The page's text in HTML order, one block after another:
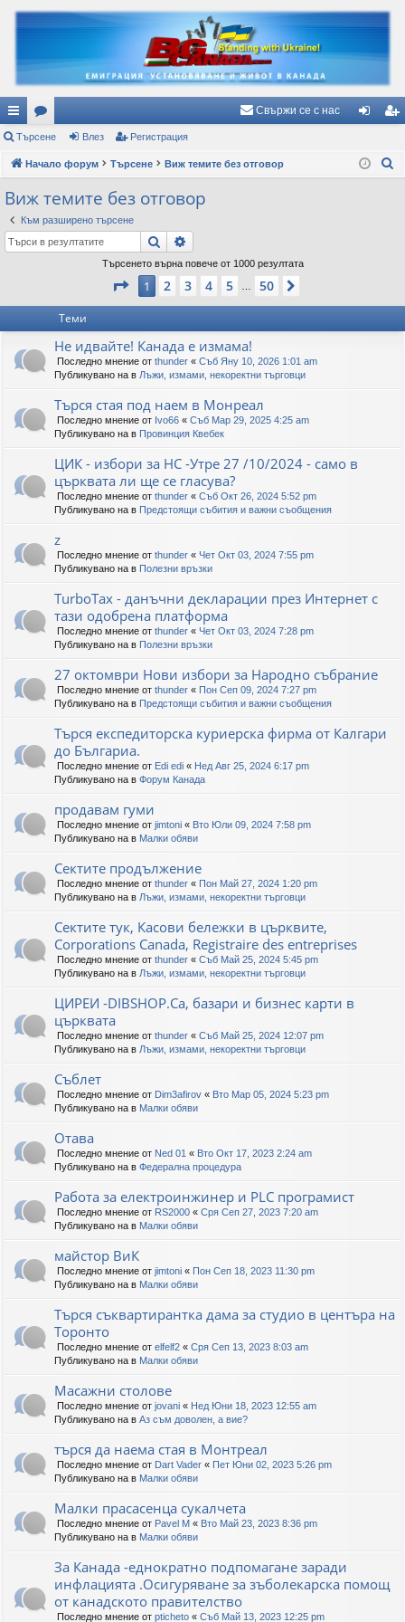
ъ
рз
и
вр
ъз
ор
ум
Свържи се с нас
з ис
Търсене Влез Регистрация
Начало форум Търсене Виж темите без отговор
Виж темите без отговор
Към разширено търсене
Търсене
Търсенето върна повече от 1000 резултата
Страница от 50
1 2 3 4 5 50
Теми
Не идвайте! Канада е измама!
Последно мнение от thunder « Съб Яну 10, 2026 1:01 am
Публикувано на в Лъжи, измами, некоректни търговци
Търся стая под наем в Монреал
Последно мнение от Ivo66 « Съб Мар 29, 2025 4:25 am
Публикувано на в Провинция Квебек
ЦИК - избори за НС -Утре 27 /10/2024 - само в
църквата ли ще се гласува?
Последно мнение от thunder « Съб Окт 26, 2024 5:52 pm
Публикувано на в Предстоящи събития и важни съобщения
z
Последно мнение от thunder « Чет Окт 03, 2024 7:55 pm
Публикувано на в Полезни връзки
TurboTax - данъчни декларации през Интернет с
тази одобрена платформа
Последно мнение от thunder « Чет Окт 03, 2024 7:28 pm
Публикувано на в Полезни връзки
27 октомври Нови избори за Народно събрание
Последно мнение от thunder « Пон Сеп 09, 2024 7:27 pm
Публикувано на в Предстоящи събития и важни съобщения
Търся експедиторска куриерска фирма от Калгари
до Българиа.
Последно мнение от Edi edi « Нед Авг 25, 2024 6:17 pm
Публикувано на в Форум Канада
продавам гуми
Последно мнение от jimtoni « Вто Юли 09, 2024 7:58 pm
Публикувано на в Малки обяви
Сектите продължение
Последно мнение от thunder « Пон Май 27, 2024 1:20 pm
Публикувано на в Лъжи, измами, некоректни търговци
Сектите тук, Касови бележки в църквите,
Corporations Canada, Registraire des entreprises
Последно мнение от thunder « Съб Май 25, 2024 5:45 pm
Публикувано на в Лъжи, измами, некоректни търговци
ЦИРЕИ -DIBSHOP.Ca, базари и бизнес карти в
църквата
Последно мнение от thunder « Съб Май 25, 2024 12:07 pm
Публикувано на в Лъжи, измами, некоректни търговци
Съблет
Последно мнение от Dim3afirov « Вто Мар 05, 2024 5:23 pm
Публикувано на в Малки обяви
Отава
Последно мнение от Ned 01 « Вто Окт 17, 2023 2:24 am
Публикувано на в Федерална процедура
Работа за електроинжинер и PLC програмист
Последно мнение от RS2000 « Сря Сеп 27, 2023 7:20 am
Публикувано на в Малки обяви
майстор ВиК
Последно мнение от jimtoni « Пон Сеп 18, 2023 11:30 pm
Публикувано на в Малки обяви
Търся съквартирантка дама за студио в центъра на
Торонто
Последно мнение от elfelf2 « Сря Сеп 13, 2023 8:03 am
Публикувано на в Малки обяви
Масажни столове
Последно мнение от jovani « Нед Юни 18, 2023 12:55 am
Публикувано на в Аз съм доволен, а вие?
търся да наема стая в Монтреал
Последно мнение от Dart Vader « Пет Юни 02, 2023 5:26 pm
Публикувано на в Малки обяви
Малки прасасенца сукалчета
Последно мнение от Pavel M « Вто Май 23, 2023 8:36 pm
Публикувано на в Малки обяви
За Канада -еднократно подпомагане заради
инфлацията .Осигуряване за зъболекарска помощ
от канадското правителство
Последно мнение от pticheto « Съб Май 13, 2023 12:25 pm